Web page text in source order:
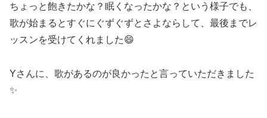
ちょっと飽きたかな？眠くなったかな？という様子でも、
歌が始まるとすぐにぐずぐずとさよならして、最後までレ
ッスンを受けてくれました😄
Yさんに、歌があるのが良かったと言っていただきました
✨